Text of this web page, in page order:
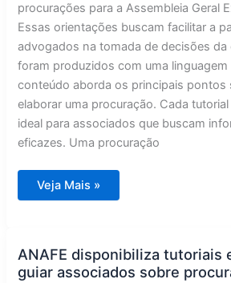
procurações para a Assembleia Geral
Essas orientações buscam facilitar a
advogados na tomada de decisões da
foram produzidos com uma linguagem
conteúdo aborda os principais pontos
elaborar uma procuração. Cada
ideal para associados que buscam
eficazes. Uma procuração
ANEFE
divulga
associados
na
elaboração
Veja Mais »
ANAFE disponibiliza tutoriais
guiar associados sobre